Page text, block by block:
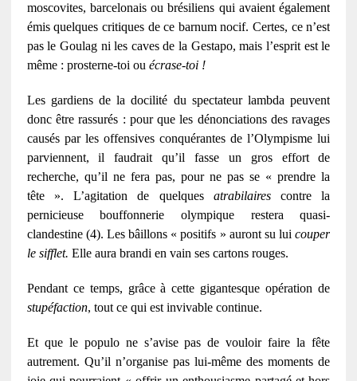
moscovites, barcelonais ou brésiliens qui avaient également
émis quelques critiques de ce barnum nocif. Certes, ce n’est
pas le Goulag ni les caves de la Gestapo, mais l’esprit est le
même : prosterne-toi ou écrase-toi !
Les gardiens de la docilité du spectateur lambda peuvent
donc être rassurés : pour que les dénonciations des ravages
causés par les offensives conquérantes de l’Olympisme lui
parviennent, il faudrait qu’il fasse un gros effort de
recherche, qu’il ne fera pas, pour ne pas se « prendre la
tête ». L’agitation de quelques atrabilairescontre la
pernicieuse bouffonnerie olympique restera quasi-
clandestine (4). Les bâillons « positifs » auront su luicouper
le sifflet. Elle aura brandi en vain ses cartons rouges.
Pendant ce temps, grâce à cette gigantesque opération de
stupéfaction, tout ce qui est invivable continue.
Et que le populo ne s’avise pas de vouloir faire la fête
autrement. Qu’il n’organise pas lui-même des moments de